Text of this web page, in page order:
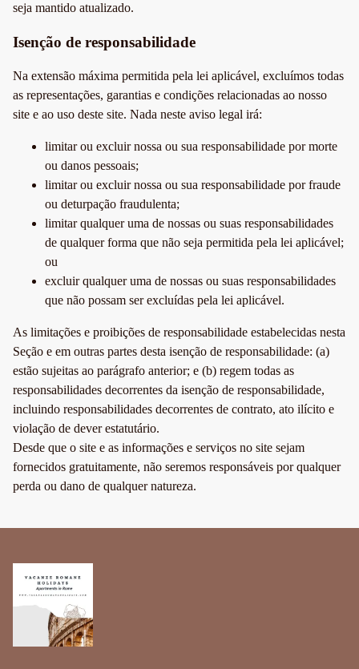
seja mantido atualizado.
Isenção de responsabilidade
Na extensão máxima permitida pela lei aplicável, excluímos todas
as representações, garantias e condições relacionadas ao nosso
site e ao uso deste site. Nada neste aviso legal irá:
limitar ou excluir nossa ou sua responsabilidade por morte
ou danos pessoais;
limitar ou excluir nossa ou sua responsabilidade por fraude
ou deturpação fraudulenta;
limitar qualquer uma de nossas ou suas responsabilidades
de qualquer forma que não seja permitida pela lei aplicável;
ou
excluir qualquer uma de nossas ou suas responsabilidades
que não possam ser excluídas pela lei aplicável.
As limitações e proibições de responsabilidade estabelecidas nesta
Seção e em outras partes desta isenção de responsabilidade: (a)
estão sujeitas ao parágrafo anterior; e (b) regem todas as
responsabilidades decorrentes da isenção de responsabilidade,
incluindo responsabilidades decorrentes de contrato, ato ilícito e
violação de dever estatutário.
Desde que o site e as informações e serviços no site sejam
fornecidos gratuitamente, não seremos responsáveis por qualquer
perda ou dano de qualquer natureza.